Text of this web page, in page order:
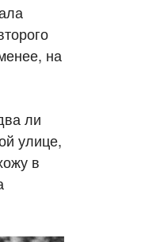
на
ли
улице,
в